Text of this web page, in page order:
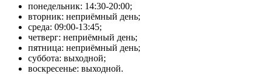
понедельник: 14:30-20:00;
вторник: неприёмный день;
среда: 09:00-13:45;
четверг: неприёмный день;
пятница: неприёмный день;
суббота: выходной;
воскресенье: выходной.